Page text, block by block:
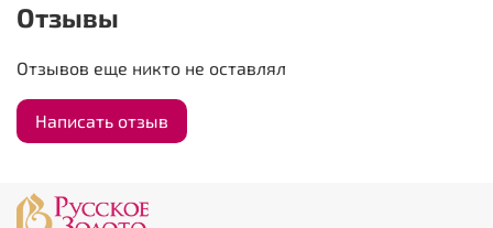
Отзывы
Отзывов еще никто не оставлял
Написать отзыв